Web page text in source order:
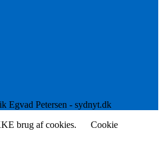
Egvad Petersen - sydnyt.dk
brug af cookies.
Cookie